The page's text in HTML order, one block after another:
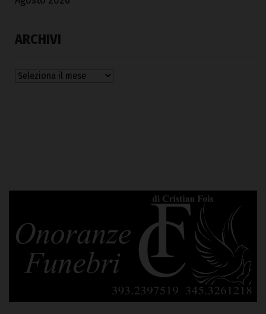
ARCHIVI
Archivi